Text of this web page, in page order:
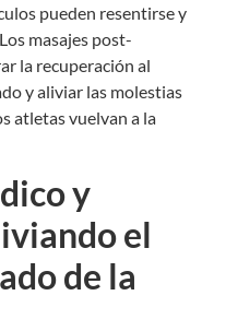
pueden resentirse y
masajes post-
la recuperación al
y aliviar las molestias
atletas vuelvan a la
y
el
de la